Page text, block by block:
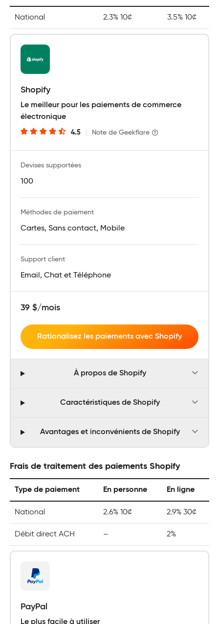
National 2.3% 10¢ 3.5% 10¢
Shopify
Le meilleur pour les paiements de commerce
électronique
4.5 Note de Geekflare
Devises supportées
100
Méthodes de paiement
Cartes, Sans contact, Mobile
Support client
Email, Chat et Téléphone
39 $/mois
Rationalisez les paiements avec Shopify
À propos de Shopify
Caractéristiques de Shopify
Avantages et inconvénients de Shopify
Frais de traitement des paiements Shopify
Type de paiement En personne En ligne
National 2.6% 10¢ 2.9% 30¢
Débit direct ACH – 2%
PayPal
Le plus facile à utiliser